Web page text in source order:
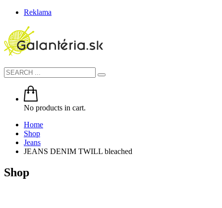
Reklama
No products in cart.
Home
Shop
Jeans
JEANS DENIM TWILL bleached
Shop